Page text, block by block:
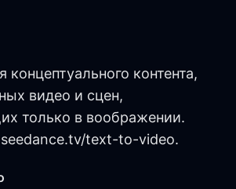
концептуального контента,
видео и сцен,
только в воображении.
text-to-video.